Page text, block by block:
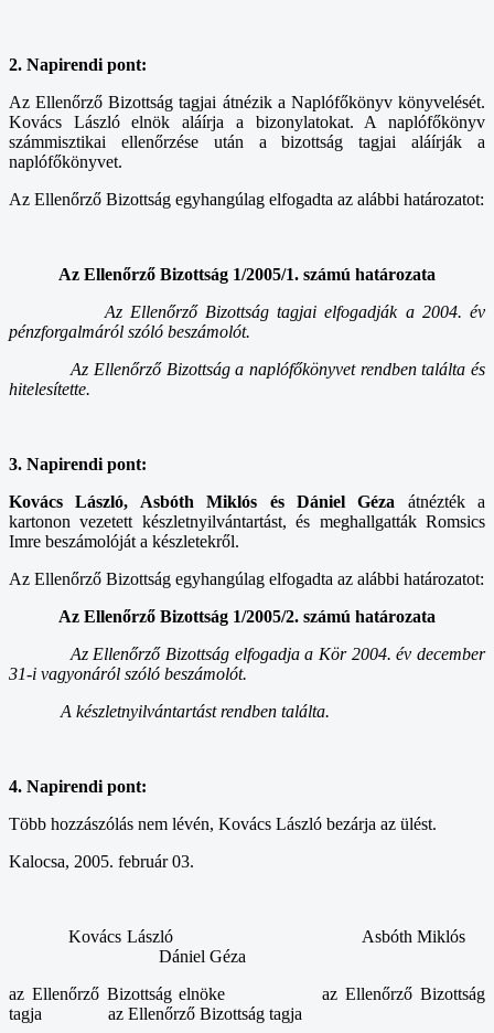
2. Napirendi pont:
Az Ellenőrző Bizottság tagjai átnézik a Naplófőkönyv könyvelését.
Kovács László elnök aláírja a bizonylatokat. A naplófőkönyv
számmisztikai ellenőrzése után a bizottság tagjai aláírják a
naplófőkönyvet.
Az Ellenőrző Bizottság egyhangúlag elfogadta az alábbi határozatot:
Az Ellenőrző Bizottság 1/2005/1. számú határozata
Az Ellenőrző Bizottság tagjai elfogadják a 2004. év
pénzforgalmáról szóló beszámolót.
Az Ellenőrző Bizottság a naplófőkönyvet rendben találta és
hitelesítette.
3. Napirendi pont:
Kovács László, Asbóth Miklós és Dániel Géza átnézték a
kartonon vezetett készletnyilvántartást, és meghallgatták Romsics
Imre beszámolóját a készletekről.
Az Ellenőrző Bizottság egyhangúlag elfogadta az alábbi határozatot:
Az Ellenőrző Bizottság 1/2005/2. számú határozata
Az Ellenőrző Bizottság elfogadja a Kör 2004. év december
31-i vagyonáról szóló beszámolót.
A készletnyilvántartást rendben találta.
4. Napirendi pont:
Több hozzászólás nem lévén, Kovács László bezárja az ülést.
Kalocsa, 2005. február 03.
Kovács László
Asbóth Miklós
Dániel Géza
az Ellenőrző Bizottság elnökeaz Ellenőrző Bizottság
tagja az Ellenőrző Bizottság tagja